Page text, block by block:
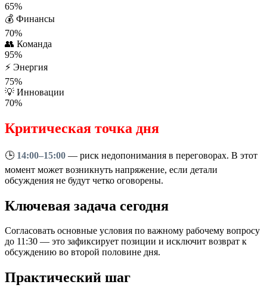
65%
💰 Финансы
70%
👥 Команда
95%
⚡ Энергия
75%
💡 Инновации
70%
Критическая точка дня
🕒 14:00–15:00 — риск недопонимания в переговорах. В этот
момент может возникнуть напряжение, если детали
обсуждения не будут четко оговорены.
Ключевая задача сегодня
Согласовать основные условия по важному рабочему вопросу
до 11:30 — это зафиксирует позиции и исключит возврат к
обсуждению во второй половине дня.
Практический шаг